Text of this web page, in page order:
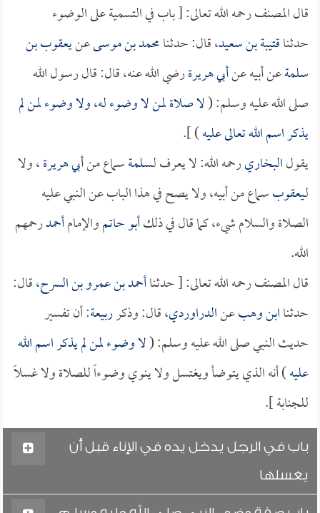
قال المصنف رحمه الله تعالى: [ باب في التسمية على الوضوء
حدثناقتيبة بن سعيد، قال: حدثنامحمد بن موسىعنيعقوب بن
سلمةعن أبيه عنأبي هريرةرضي الله عنه، قال: قال رسول الله
صلى الله عليه وسلم: (لا صلاة لمن لا وضوء له، ولا وضوء لمن لم
يذكر اسم الله تعالى عليه) ].
يقولالبخاريرحمه الله: لا يعرف لـسلمةسماع منأبي هريرة، ولا
لـيعقوبسماع من أبيه، ولا يصح في هذا الباب عن النبي عليه
الصلاة والسلام شيء، كما قال في ذلكأبو حاتموالإمامأحمدرحمهم
الله.
قال المصنف رحمه الله تعالى: [ حدثناأحمد بن عمرو بن السرح، قال:
حدثناابن وهبعنالدراوردي، قال: وذكرربيعة: أن تفسير
حديث النبي صلى الله عليه وسلم: (لا وضوء لمن لم يذكر اسم الله
عليه) أنه الذي يتوضأ ويغتسل ولا ينوي وضوءاً للصلاة ولا غسلاً
للجنابة ].
باب في الرجل يدخل يده في الإناء قبل أن
يغسلها